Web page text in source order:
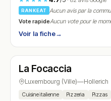
RANKEAT
Aucun avis par la
Vote rapideAucun vote pour le
Voir la fiche→
N° 16
La Focaccia
Luxembourg (Ville)—Hollerich
Cuisine italienne Pizzeria Pizzas